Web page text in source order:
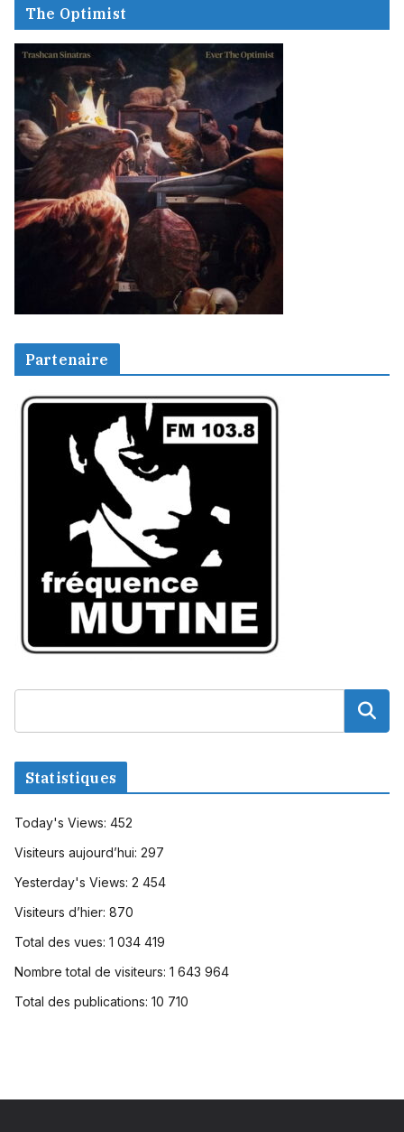
The Optimist
Partenaire
Statistiques
Today's Views: 452
Visiteurs aujourd’hui: 297
Yesterday's Views: 2 454
Visiteurs d’hier: 870
Total des vues: 1 034 419
Nombre total de visiteurs: 1 643 964
Total des publications: 10 710